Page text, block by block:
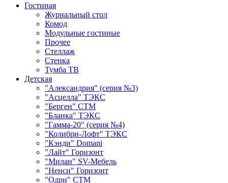
Гостиная
Журнальный стол
Комод
Модульные гостиные
Прочее
Стеллаж
Стенка
Тумба ТВ
Детская
"Александрия" (серия №3)
"Асцелла" ТЭКС
"Берген" СТМ
"Бланка" ТЭКС
"Гамма-20" (серия №4)
"Колибри-Лофт" ТЭКС
"Кэнди" Domani
"Лайт" Горизонт
"Милан" SV-Мебель
"Ненси" Горизонт
"Одри" СТМ